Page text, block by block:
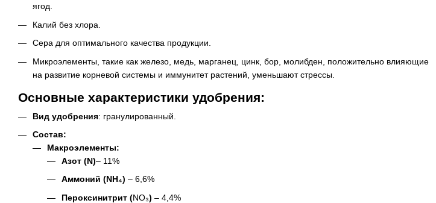
ягод.
Калий без хлора.
Сера для оптимального качества продукции.
Микроэлементы, такие как железо, медь, марганец, цинк, бор, молибден, положительно влияющие
на развитие корневой системы и иммунитет растений, уменьшают стрессы.
Основные характеристики удобрения:
Вид удобрения: гранулированный.
Состав:
Макроэлементы:
Азот (N)– 11%
Аммоний (NH₄) – 6,6%
Пероксинитрит (NO₃) – 4,4%